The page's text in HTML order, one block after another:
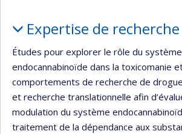
Expertise de recherche
Études pour explorer le rôle du système
endocannabinoïde dans la toxicomanie
comportements de recherche de
et recherche translationnelle afin
modulation du système
traitement de la dépendance aux